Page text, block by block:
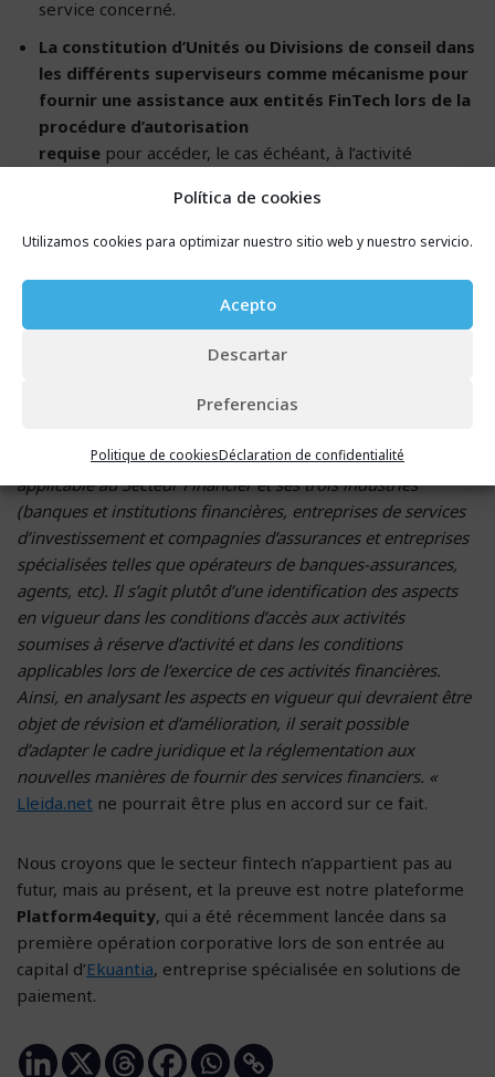
Política de cookies
Utilizamos cookies para optimizar nuestro sitio web y nuestro servicio.
Acepto
Descartar
Preferencias
Politique de cookiesDéclaration de confidentialité
service concerné.
La constitution d’Unités ou Divisions de conseil dans
les différents superviseurs comme mécanisme pour
fournir une assistance aux entités FinTech lors de la
procédure d’autorisation
requise pour accéder, le cas échéant, à l’activité
, une fois l’autorisation obtenue, pouvoir favoriser des
mesures simplifiées de conformité réglementaire sous
consommateurs soient correctement protégés.
Selon les mots de Jesús Pérez, président de l’association
entités FinTech en Espagne étrangère au cadre juridique
applicable au Secteur Financier et ses trois industries
(banques et institutions financières, entreprises de services
d’investissement et compagnies d’assurances et entreprises
spécialisées telles que opérateurs de banques-assurances,
agents, etc). Il s’agit plutôt d’une identification des aspects
en vigueur dans les conditions d’accès aux activités
soumises à réserve d’activité et dans les conditions
applicables lors de l’exercice de ces activités financières.
Ainsi, en analysant les aspects en vigueur qui devraient être
objet de révision et d’amélioration, il serait possible
d’adapter le cadre juridique et la réglementation aux
nouvelles manières de fournir des services financiers. «
Lleida.net ne pourrait être plus en accord sur ce fait.
Nous croyons que le secteur fintech n’appartient pas au
futur, mais au présent, et la preuve est notre plateforme
Platform4equity, qui a été récemment lancée dans sa
première opération corporative lors de son entrée au
capital d’Ekuantia, entreprise spécialisée en solutions de
paiement.